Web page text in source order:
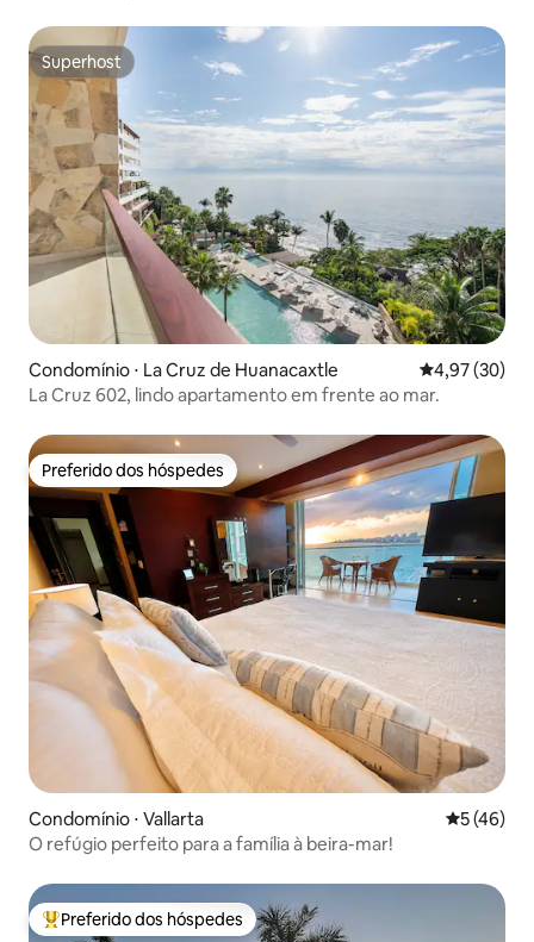
Superhost
Superhost
Condomínio ⋅ La Cruz de Huanacaxtle 4,97 de uma
4,97 (30)
La Cruz 602, lindo apartamento em frente ao mar.
Preferido dos hóspedes
Preferido dos hóspedes
Condomínio ⋅ Vallarta 5 de uma
5 (46)
O refúgio perfeito para a família à beira-mar!
Entre os melhores preferidos dos hóspedes
Preferido dos hóspedes